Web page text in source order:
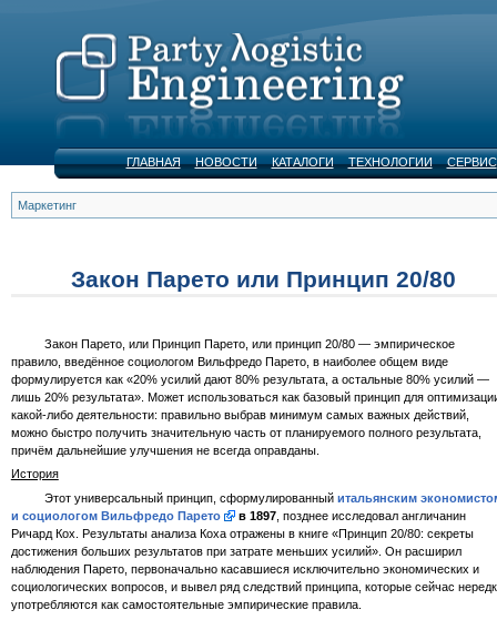
ГЛАВНАЯ НОВОСТИ КАТАЛОГИ ТЕХНОЛОГИИ СЕРВИС
Маркетинг
Закон Парето или Принцип 20/80
Закон Парето, или Принцип Парето, или принцип 20/80 — эмпирическое
правило, введённое социологом Вильфредо Парето, в наиболее общем виде
формулируется как «20% усилий дают 80% результата, а остальные 80% усилий —
лишь 20% результата». Может использоваться как базовый принцип для
какой-либо деятельности: правильно выбрав минимум самых важных действий,
можно быстро получить значительную часть от планируемого полного результата,
причём дальнейшие улучшения не всегда оправданы.
История
Этот универсальный принцип, сформулированный итальянским
и социологом Вильфредо Парето
в 1897, позднее исследовал англичанин
Ричард Кох. Результаты анализа Коха отражены в книге «Принцип 20/80: секреты
достижения больших результатов при затрате меньших усилий». Он расширил
наблюдения Парето, первоначально касавшиеся исключительно экономических и
социологических вопросов, и вывел ряд следствий принципа, которые сейчас
употребляются как самостоятельные эмпирические правила.